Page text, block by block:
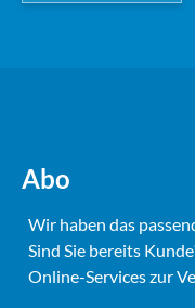
Abo
Wir haben das
Sind Sie bereits
Online-Services zur